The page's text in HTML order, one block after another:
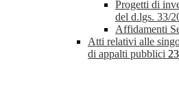
Progetti di
del d.lgs. 33/
Affidamenti
Atti relativi alle
di appalti pubblici